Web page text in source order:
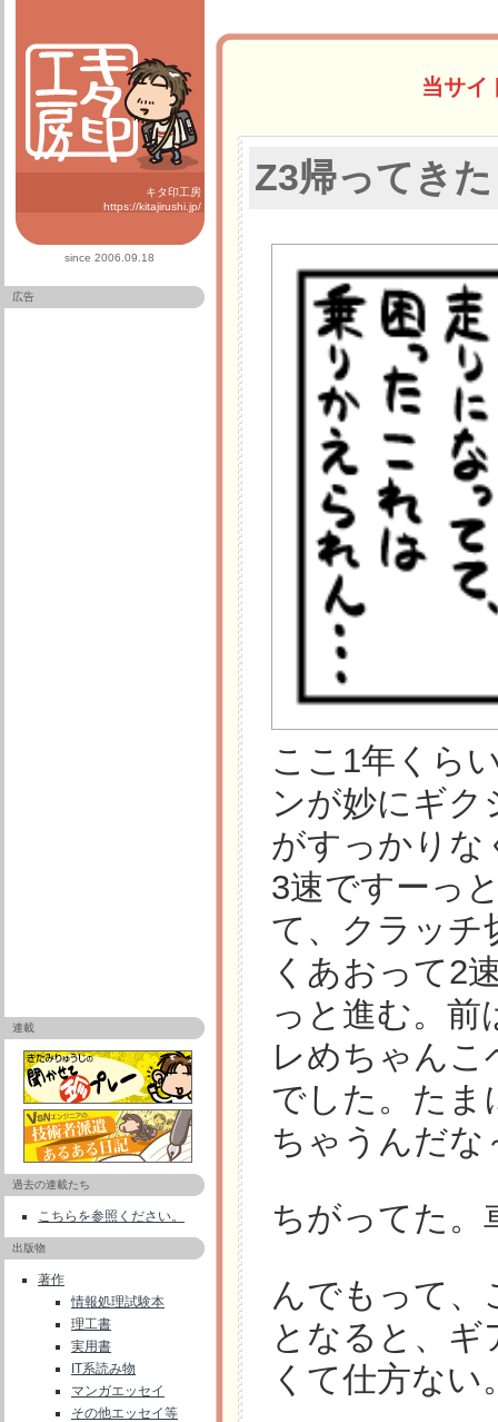
キタ印工房
https://kitajirushi.jp/
since 2006.09.18
広告
連載
過去の連載たち
こちらを参照ください。
出版物
著作
情報処理試験本
理工書
実用書
IT系読み物
マンガエッセイ
その他エッセイ等
当サイ
Z3帰ってき
ここ1年くら
ンが妙にギ
がすっかりな
3速ですーっ
て、クラッチ
くあおって2
っと進む。
レめちゃん
でした。たま
ちゃうんだな
ちがってた。
んでもって
となると、
くて仕方ない